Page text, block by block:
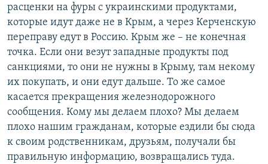
расценки на фуры с украинскими продуктами,
которые идут даже не в Крым, а через Керченскую
переправу едут в Россию. Крым же – не конечная
точка. Если они везут западные продукты под
санкциями, то они не нужны в Крыму, там некому
их покупать, и они едут дальше. То же самое
касается прекращения железнодорожного
сообщения. Кому мы делаем плохо? Мы делаем
плохо нашим гражданам, которые ездили бы сюда
к своим родственникам, друзьям, получали бы
правильную информацию, возвращались туда.